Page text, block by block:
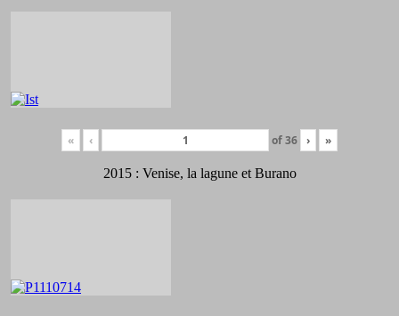
« ‹ of36 › »
2015 : Venise, la lagune et Burano